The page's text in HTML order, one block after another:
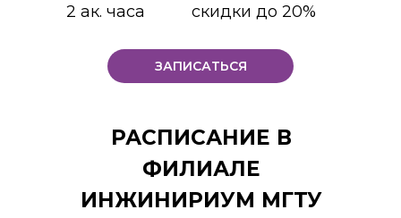
2 ак. часа
скидки до 20%
ЗАПИСАТЬСЯ
РАСПИСАНИЕ В
ФИЛИАЛЕ
ИНЖИНИРИУМ МГТУ